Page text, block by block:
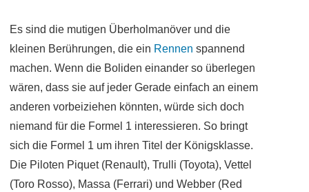
Es sind die mutigen Überholmanöver und die
kleinen Berührungen, die ein Rennen spannend
machen. Wenn die Boliden einander so überlegen
wären, dass sie auf jeder Gerade einfach an einem
anderen vorbeiziehen könnten, würde sich doch
niemand für die Formel 1 interessieren. So bringt
sich die Formel 1 um ihren Titel der Königsklasse.
Die Piloten Piquet (Renault), Trulli (Toyota), Vettel
(Toro Rosso), Massa (Ferrari) und Webber (Red